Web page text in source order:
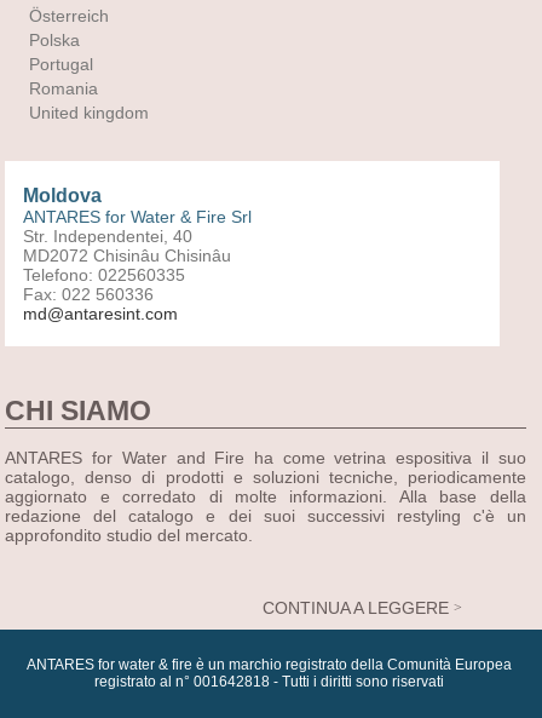
Österreich
Polska
Portugal
Romania
United kingdom
Moldova
ANTARES for Water & Fire Srl
Str. Independentei, 40
MD2072 Chisinâu Chisinâu
Telefono: 022560335
Fax: 022 560336
md@antaresint.com
CHI SIAMO
ANTARES for Water and Fire ha come vetrina espositiva il suo
catalogo, denso di prodotti e soluzioni tecniche, periodicamente
aggiornato e corredato di molte informazioni. Alla base della
redazione del catalogo e dei suoi successivi restyling c'è un
approfondito studio del mercato.
CONTINUA A LEGGERE
ANTARES for water & fire è un marchio registrato della Comunità Europea
registrato al n° 001642818 - Tutti i diritti sono riservati